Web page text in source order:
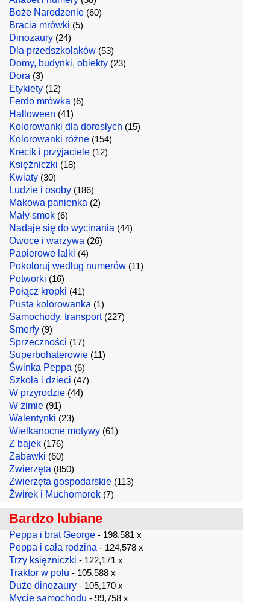
Boże Narodzenie (60)
Bracia mrówki (5)
Dinozaury (24)
Dla przedszkolaków (53)
Domy, budynki, obiekty (23)
Dora (3)
Etykiety (12)
Ferdo mrówka (6)
Halloween (41)
Kolorowanki dla dorosłych (15)
Kolorowanki różne (154)
Krecik i przyjaciele (12)
Księżniczki (18)
Kwiaty (30)
Ludzie i osoby (186)
Makowa panienka (2)
Mały smok (6)
Nadaje się do wycinania (44)
Owoce i warzywa (26)
Papierowe lalki (4)
Pokoloruj według numerów (11)
Potworki (16)
Połącz kropki (41)
Pusta kolorowanka (1)
Samochody, transport(227)
Smerfy (9)
Sprzeczności (17)
Superbohaterowie (11)
Świnka Peppa (6)
Szkoła i dzieci (47)
W przyrodzie (44)
W zimie (91)
Walentynki (23)
Wielkanocne motywy (61)
Z bajek (176)
Zabawki (60)
Zwierzęta (850)
Zwierzęta gospodarskie (113)
Żwirek i Muchomorek (7)
Bardzo lubiane
Peppa i brat George - 198,581 x
Peppa i cała rodzina - 124,578 x
Trzy księżniczki - 122,171 x
Traktor w polu - 105,588 x
Duże dinozaury - 105,170 x
Mycie samochodu - 99,758 x